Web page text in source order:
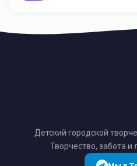
Детский городской
Творчество, забота и